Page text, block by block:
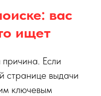
вас
ищет
Если
странице выдачи
ключевым